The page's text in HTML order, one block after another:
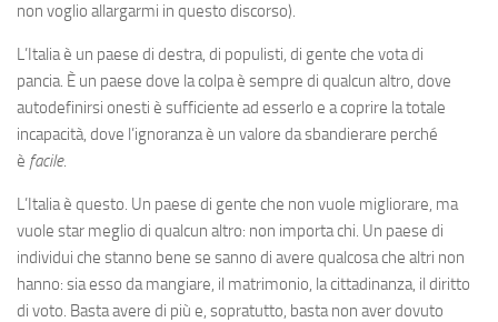
non voglio allargarmi in questo discorso).
L’Italia è un paese di destra, di populisti, di gente che vota di
pancia. È un paese dove la colpa è sempre di qualcun altro, dove
autodefinirsi onesti è sufficiente ad esserlo e a coprire la totale
incapacità, dove l’ignoranza è un valore da sbandierare perché
è facile.
L’Italia è questo. Un paese di gente che non vuole migliorare, ma
vuole star meglio di qualcun altro: non importa chi. Un paese di
individui che stanno bene se sanno di avere qualcosa che altri non
hanno: sia esso da mangiare, il matrimonio, la cittadinanza, il diritto
di voto. Basta avere di più e, sopratutto, basta non aver dovuto